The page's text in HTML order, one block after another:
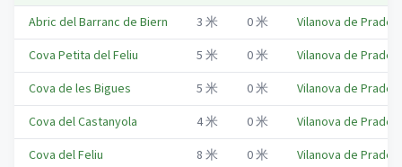
Abric del Barranc de Biern 3 米 0米
Vilanova de Prades
Cova Petita del Feliu
5 米 0米
Vilanova de Prades
Cova de les Bigues
5 米 0米
Vilanova de Prades
Cova del Castanyola
4米 0米
Vilanova de Prades
Cova del Feliu
8 米 0米 Vilanova de Prades